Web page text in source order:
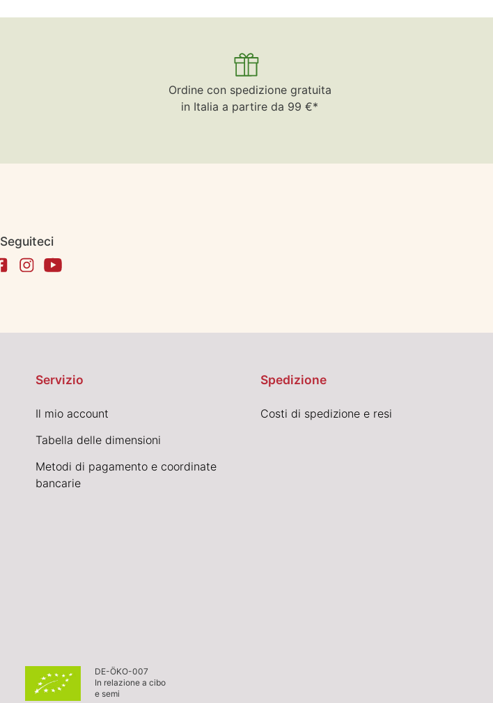
Ordine con spedizione gratuita
in Italia a partire da 99 €*
Seguiteci
Servizio
Il mio account
Tabella delle dimensioni
Metodi di pagamento e coordinate
bancarie
Spedizione
Costi di spedizione e resi
DE-ÖKO-007
In relazione a cibo
e semi